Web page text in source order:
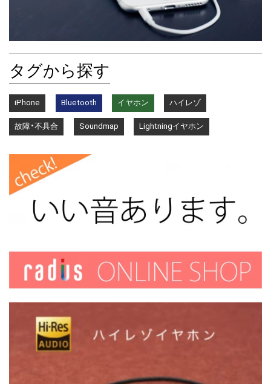
タグから探す
iPhone Bluetooth イヤホン ハイレゾ
故障・不具合 Soundmap Lightningイヤホン